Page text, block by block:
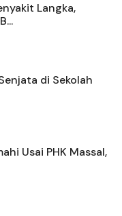
Langka,
di Sekolah
Usai PHK Massal,